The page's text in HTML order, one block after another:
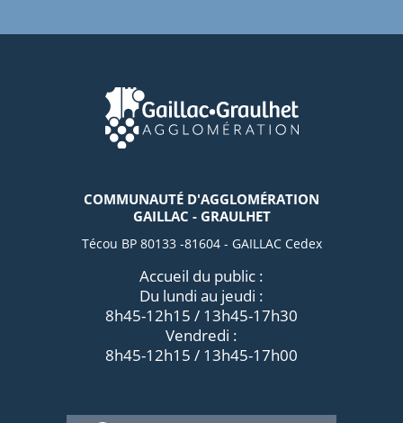
COMMUNAUTÉ D'AGGLOMÉRATION
GAILLAC - GRAULHET
Técou BP 80133 -81604 - GAILLAC Cedex
Accueil du public :
Du lundi au jeudi :
8h45-12h15 / 13h45-17h30
Vendredi :
8h45-12h15 / 13h45-17h00